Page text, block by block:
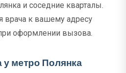
и соседние кварталы.
врача к вашему адресу
оформлении вызова.
у метро Полянка